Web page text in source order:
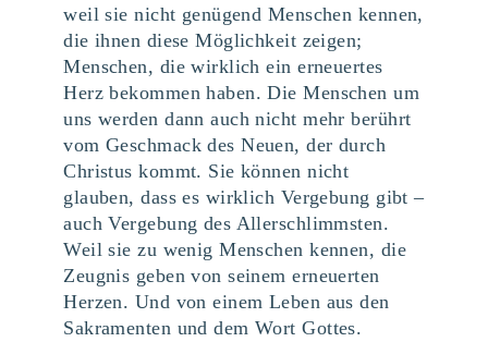
weil sie nicht genügend Menschen kennen,
die ihnen diese Möglichkeit zeigen;
Menschen, die wirklich ein erneuertes
Herz bekommen haben. Die Menschen um
uns werden dann auch nicht mehr berührt
vom Geschmack des Neuen, der durch
Christus kommt. Sie können nicht
glauben, dass es wirklich Vergebung gibt –
auch Vergebung des Allerschlimmsten.
Weil sie zu wenig Menschen kennen, die
Zeugnis geben von seinem erneuerten
Herzen. Und von einem Leben aus den
Sakramenten und dem Wort Gottes.